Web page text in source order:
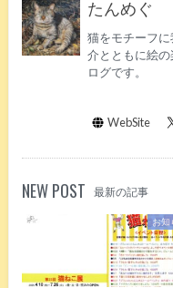
たんめぐ
猫をモチーフ
介とともに絵
ログです。
WebSite
NEW POST 最新の記事
お知